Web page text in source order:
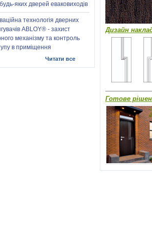
Дизайн
Готове
яких дверей еваковиходів
технологія дверних
ABLOY® - захист
механізму та контроль
в приміщення
Читати все